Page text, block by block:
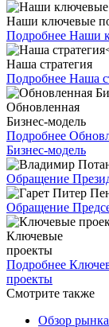
Наши ключевые
Подробнее Наши
Наша стратегия
Подробнее Наша
Обновленная
Бизнес-модель
Подробнее
Бизнес-модель
Обращение
Обращение
Ключевые
проекты
Подробнее
проекты
Смотрите также
Обзор